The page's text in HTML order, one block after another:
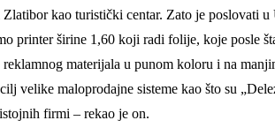
kao turistički centar. Zato je poslovati
širine 1,60 koji radi folije, koje posle
materijala u punom koloru i na
velike maloprodajne sisteme kao što su
firmi – rekao je on.